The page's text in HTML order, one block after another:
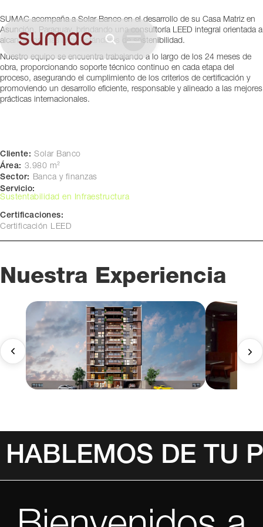
Asunción, Paraguay
SUMAC acompaña a Solar Banco en el desarrollo de su Casa Matriz en
Asunción, Paraguay, brindando una consultoría LEED integral orientada a
alcanzar los más altos estándares de sostenibilidad.
Nuestro equipo se encuentra trabajando a lo largo de los 24 meses de
obra, proporcionando soporte técnico continuo en cada etapa del
proceso, asegurando el cumplimiento de los criterios de certificación y
promoviendo un desarrollo eficiente, responsable y alineado a las mejores
prácticas internacionales.
Cliente: Solar Banco
Área: 3.980 m²
Sector: Banca y finanzas
Servicio:
Sustentabilidad en Infraestructura
Certificaciones:
Certificación LEED
Nuestra Experiencia
HABLEMOS DE TU